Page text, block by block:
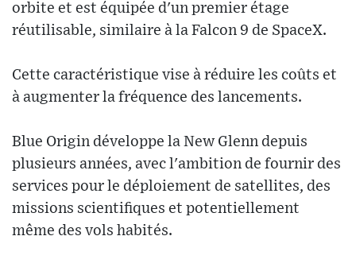
orbite et est équipée d'un premier étage
réutilisable, similaire à la Falcon 9 de SpaceX.
Cette caractéristique vise à réduire les coûts et
à augmenter la fréquence des lancements.
Blue Origin développe la New Glenn depuis
plusieurs années, avec l'ambition de fournir des
services pour le déploiement de satellites, des
missions scientifiques et potentiellement
même des vols habités.